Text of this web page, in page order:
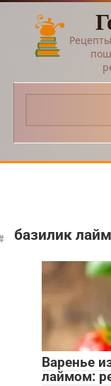
Перейти
контенту
базилик лайм
Варенье
лаймом: